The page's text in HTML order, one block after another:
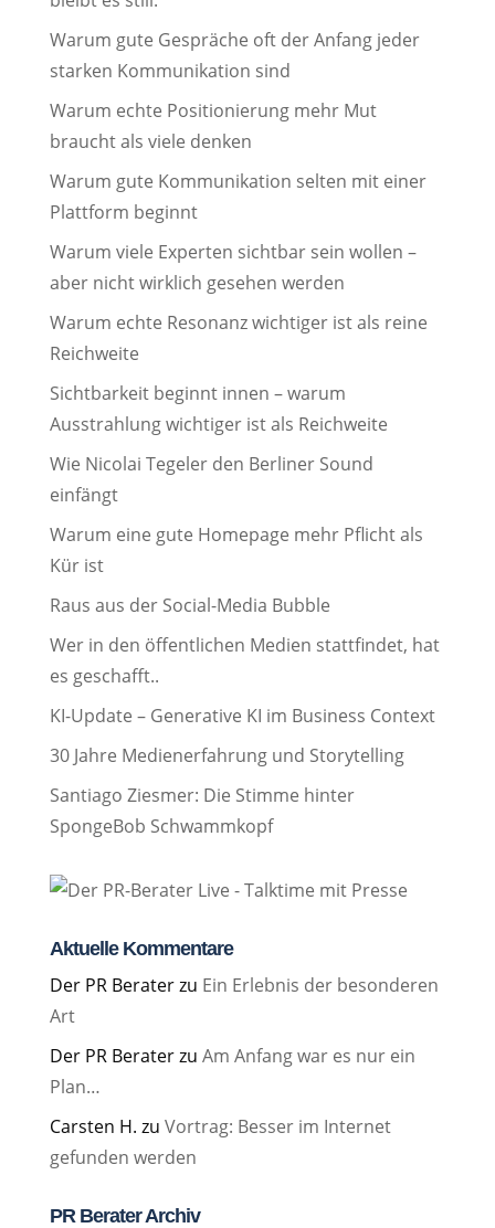
Warum gute Gespräche oft der Anfang jeder
starken Kommunikation sind
Warum echte Positionierung mehr Mut
braucht als viele denken
Warum gute Kommunikation selten mit einer
Plattform beginnt
Warum viele Experten sichtbar sein wollen –
aber nicht wirklich gesehen werden
Warum echte Resonanz wichtiger ist als reine
Reichweite
Sichtbarkeit beginnt innen – warum
Ausstrahlung wichtiger ist als Reichweite
Wie Nicolai Tegeler den Berliner Sound
einfängt
Warum eine gute Homepage mehr Pflicht als
Kür ist
Raus aus der Social-Media Bubble
Wer in den öffentlichen Medien stattfindet, hat
es geschafft..
KI-Update – Generative KI im Business Context
30 Jahre Medienerfahrung und Storytelling
Santiago Ziesmer: Die Stimme hinter
SpongeBob Schwammkopf
Aktuelle Kommentare
Der PR Beraterzu Ein Erlebnis der besonderen
Art
Der PR Beraterzu Am Anfang war es nur ein
Plan…
Carsten H. zu Vortrag: Besser im Internet
gefunden werden
PR Berater Archiv